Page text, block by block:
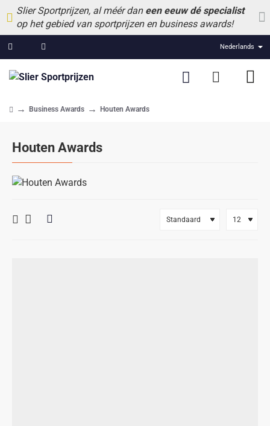
Slier Sportprijzen, al méér dan een eeuw dé specialist
op het gebied van sportprijzen en business awards!
Nederlands
Houten Awards
Business Awards Houten Awards